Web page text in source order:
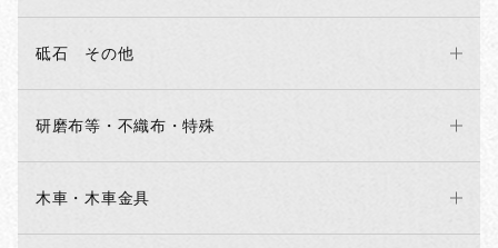
砥石 その他
研磨布等・不織布・特殊
木車・木車金具